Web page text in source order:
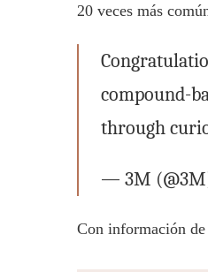
20 veces más
compound-
through
— 3M
Con información de